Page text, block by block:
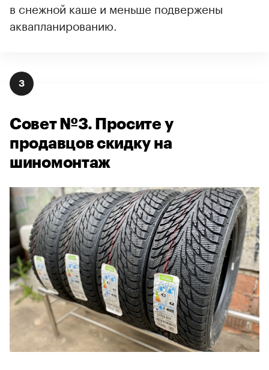
в снежной каше и меньше подвержены
аквапланированию.
3
Совет №3. Просите у
продавцов скидку на
шиномонтаж